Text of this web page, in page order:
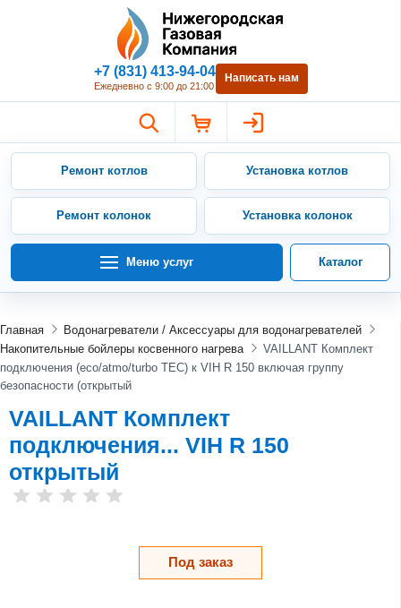
Нижегородская Газовая
+7 (831) 413-94-04
Ежедневно с 9:00 до 21:00
Написать нам
Ремонт котлов Установка котлов
Ремонт колонок Установка колонок
Меню услуг Каталог
Главная
Водонагреватели / Аксессуары для водонагревателей
Накопительные бойлеры косвенного нагрева
VAILLANT Комплект
подключения (eco/atmo/turbo TEC) к VIH R 150 включая группу
безопасности (открытый
VAILLANT Комплект
подключения... VIH R 150
открытый
Под заказ